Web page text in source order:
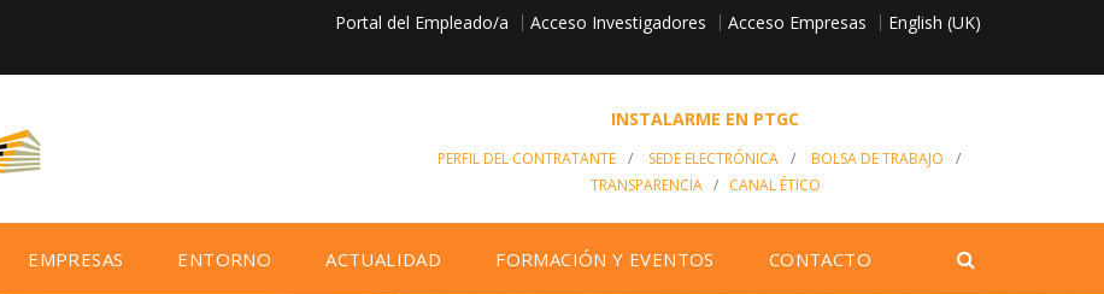
Portal del Empleado/a Acceso Investigadores Acceso Empresas English (UK)
INSTALARME EN PTGC
PERFIL DEL CONTRATANTE / SEDE ELECTRÓNICA / BOLSA DE TRABAJO
/
TRANSPARENCIA/ CANAL ÉTICO
EMPRESAS ENTORNO ACTUALIDAD FORMACIÓN Y EVENTOS CONTACTO